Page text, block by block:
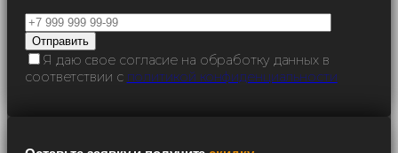
Я даю свое согласие на обработку данных в
соответствии с политикой конфиденциальности